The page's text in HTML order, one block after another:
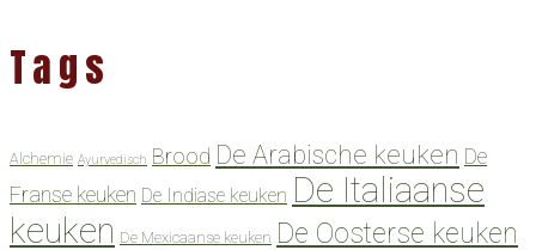
Tags
Alchemie Ayurvedisch Brood De Arabische keuken De
Franse keuken De Indiase keuken De Italiaanse
keuken De Mexicaanse keuken De Oosterse keuken